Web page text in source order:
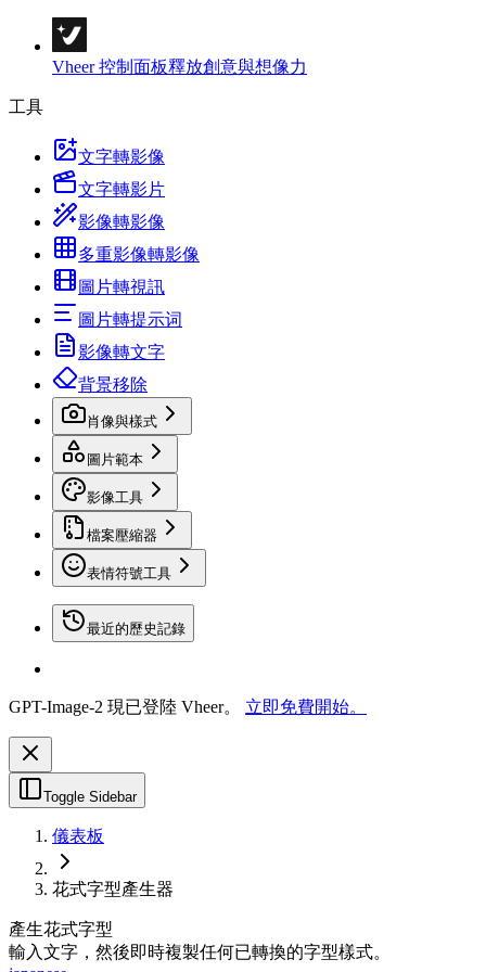
Vheer 控制面板釋放創意與想像力
工具
文字轉影像
文字轉影片
影像轉影像
多重影像轉影像
圖片轉視訊
圖片轉提示词
影像轉文字
背景移除
肖像與樣式
圖片範本
影像工具
檔案壓縮器
表情符號工具
最近的歷史記錄
GPT-Image-2 現已登陸 Vheer。 立即免費開始。
Toggle Sidebar
儀表板
花式字型產生器
產生花式字型
輸入文字，然後即時複製任何已轉換的字型樣式。